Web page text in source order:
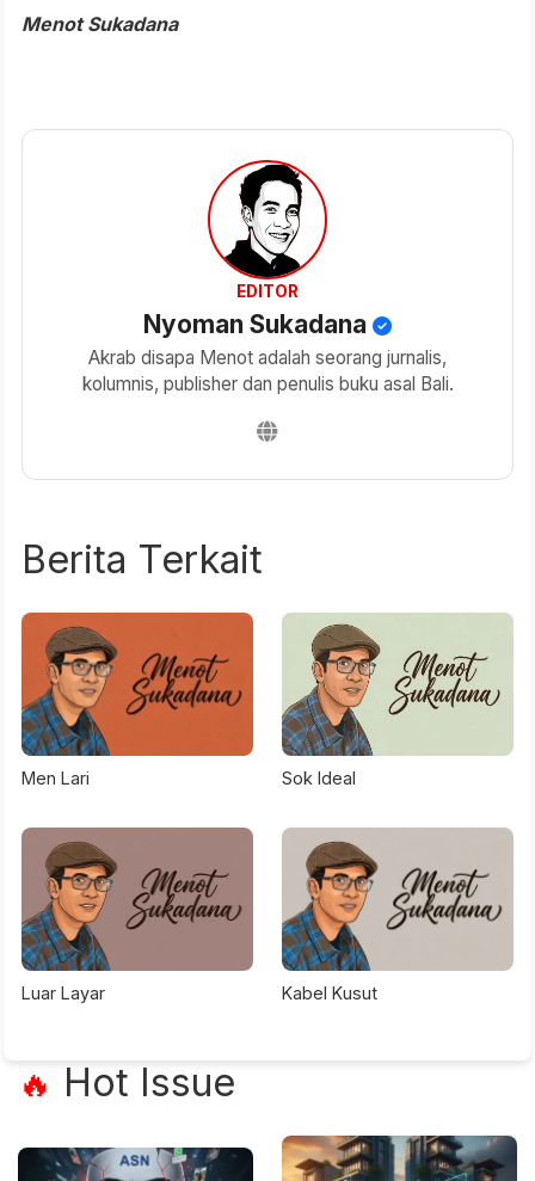
Menot Sukadana
EDITOR
Nyoman Sukadana
Akrab disapa Menot adalah seorang jurnalis,
kolumnis, publisher dan penulis buku asal Bali.
Berita Terkait
Men Lari Sok Ideal
Luar Layar Kabel Kusut
🔥 Hot Issue